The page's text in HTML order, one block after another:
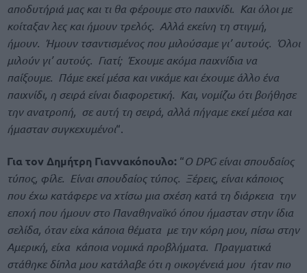
αποδυτήριά μας και τι θα φέρουμε στο παιχνίδι. Και όλοι με
κοίταξαν λες και ήμουν τρελός. Αλλά εκείνη τη στιγμή,
ήμουν. Ήμουν τσαντισμένος που μιλούσαμε γι’ αυτούς. Όλοι
μιλούν γι’ αυτούς. Γιατί; Έχουμε ακόμα παιχνίδια να
παίξουμε. Πάμε εκεί μέσα και νικάμε και έχουμε άλλο ένα
παιχνίδι, η σειρά είναι διαφορετική. Και, νομίζω ότι βοήθησε
την ανατροπή, σε αυτή τη σειρά, αλλά πήγαμε εκεί μέσα και
ήμασταν συγκεχυμένοι“.
Για τον Δημήτρη Γιαννακόπουλο: “Ο DPG είναι σπουδαίος
τύπος, φίλε. Είναι σπουδαίος τύπος. Ξέρεις, είναι κάποιος
που έχω κατάφερε να χτίσω μια σχέση κατά τη διάρκεια την
εποχή που ήμουν στο Παναθηναϊκό όπου ήμασταν στην ίδια
σελίδα, όταν είχα κάποια θέματα με την κόρη μου, πίσω στην
Αμερική, είχα κάποια νομικά προβλήματα. Πραγματικά
στάθηκε δίπλα μου κατάλαβε ότι η οικογένειά μου ήταν πιο